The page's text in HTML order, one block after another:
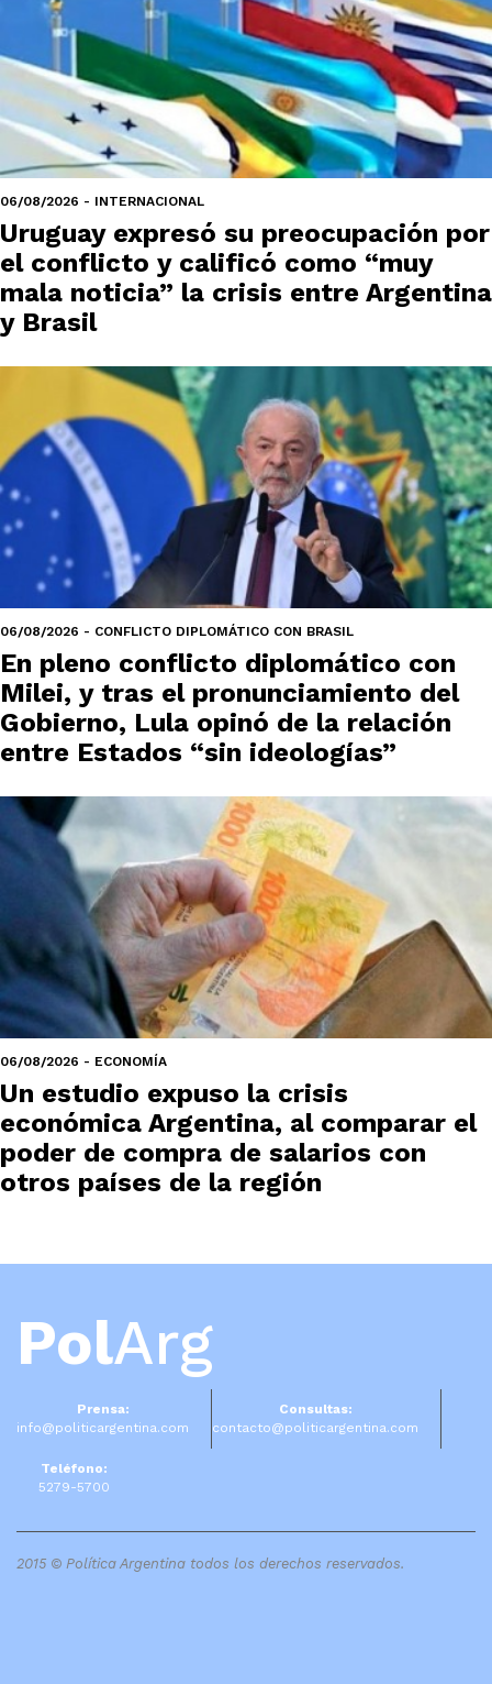
06/08/2026 - INTERNACIONAL
Uruguay expresó su preocupación por
el conflicto y calificó como “muy
mala noticia” la crisis entre Argentina
y Brasil
06/08/2026 - CONFLICTO DIPLOMÁTICO CON BRASIL
En pleno conflicto diplomático con
Milei, y tras el pronunciamiento del
Gobierno, Lula opinó de la relación
entre Estados “sin ideologías”
06/08/2026 - ECONOMÍA
Un estudio expuso la crisis
económica Argentina, al comparar el
poder de compra de salarios con
otros países de la región
PolArg
Prensa:
info@politicargentina.com
Consultas:
contacto@politicargentina.com
Teléfono:
5279-5700
2015 © Política Argentina todos los derechos reservados.